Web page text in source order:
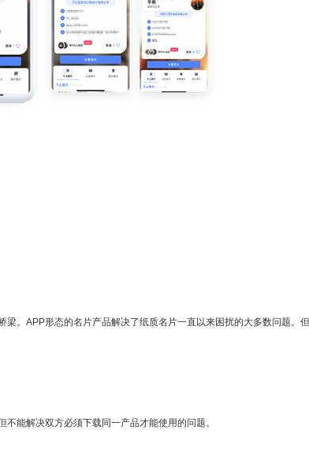
。APP形态的名片产品解决了纸质名片一直以来困扰的大多数问题。
能解决双方必须下载同一产品才能使用的问题。